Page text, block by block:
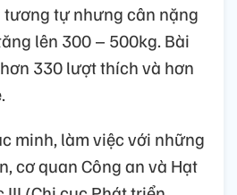
tự nhưng cân nặng
lên 300 – 500kg. Bài
330 lượt thích và hơn
minh, làm việc với những
cơ quan Công an và Hạt